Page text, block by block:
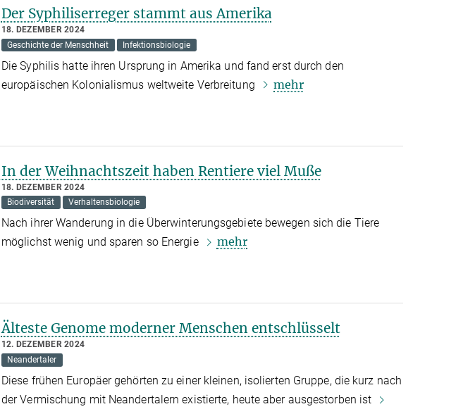
Der Syphiliserreger stammt aus Amerika
18. DEZEMBER 2024
Geschichte der Menschheit
Infektionsbiologie
Die Syphilis hatte ihren Ursprung in Amerika und fand erst durch den
europäischen Kolonialismus weltweite Verbreitung
mehr
In der Weihnachtszeit haben Rentiere viel Muße
18. DEZEMBER 2024
Biodiversität
Verhaltensbiologie
Nach ihrer Wanderung in die Überwinterungsgebiete bewegen sich die Tiere
möglichst wenig und sparen so Energie
mehr
Älteste Genome moderner Menschen entschlüsselt
12. DEZEMBER 2024
Neandertaler
Diese frühen Europäer gehörten zu einer kleinen, isolierten Gruppe, die kurz nach
der Vermischung mit Neandertalern existierte, heute aber ausgestorben ist